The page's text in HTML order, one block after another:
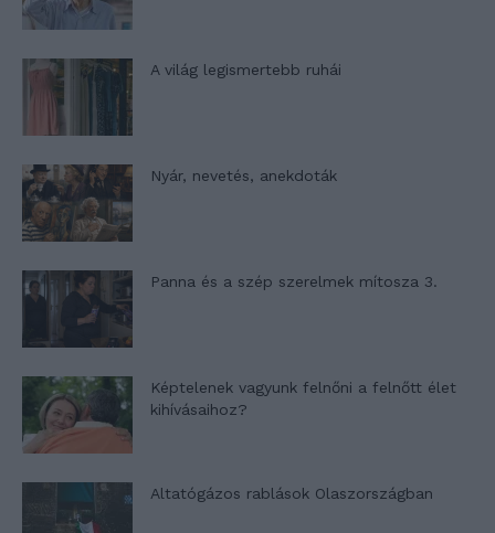
A világ legismertebb ruhái
Nyár, nevetés, anekdoták
Panna és a szép szerelmek mítosza 3.
Képtelenek vagyunk felnőni a felnőtt élet
kihívásaihoz?
Altatógázos rablások Olaszországban